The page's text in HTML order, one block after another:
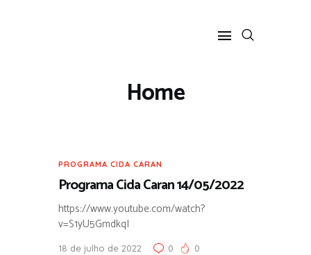
Home
SOBRE
COLUNA SOCIAL
PROGRAMA CIDA CARAN
CONTATO
PROGRAMA CIDA CARAN
Programa Cida Caran 14/05/2022
https://www.youtube.com/watch?
v=S1yU5GmdkqI
18 de julho de 2022 0 0